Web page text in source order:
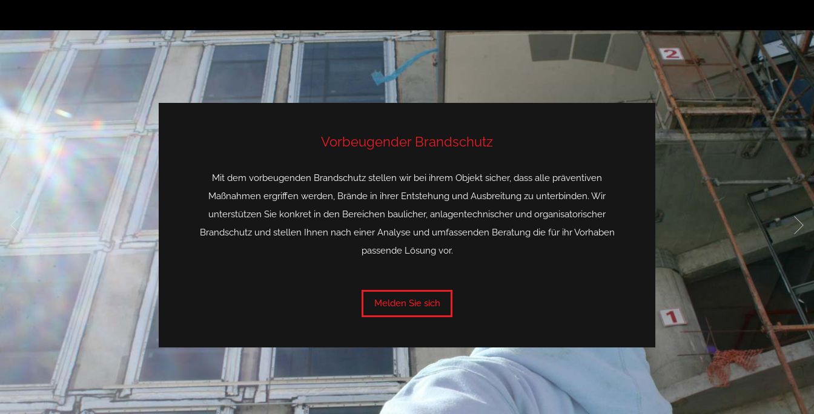
Vorbeugender Brandschutz
Mit dem vorbeugenden Brandschutz stellen wir bei ihrem Objekt sicher, dass alle präventiven
Maßnahmen ergriffen werden, Brände in ihrer Entstehung und Ausbreitung zu unterbinden. Wir
unterstützen Sie konkret in den Bereichen baulicher, anlagentechnischer und organisatorischer
Brandschutz und stellen Ihnen nach einer Analyse und umfassenden Beratung die für ihr Vorhaben
passende Lösung vor.
Melden Sie sich